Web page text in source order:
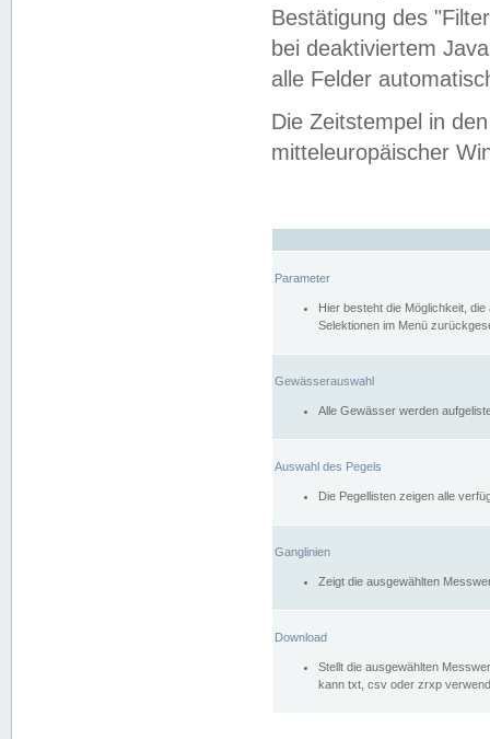
Bestätigung des
bei deaktiviertem
alle Felder
Die Zeitstempel in
mitteleuropäischer
Parameter
Hier besteht die Möglichkeit,
Selektionen im Menü
Gewässerauswahl
Alle Gewässer werden
Auswahl des Pegels
Die Pegellisten zeigen alle
Ganglinien
Zeigt die ausgewählten
Download
Stellt die ausgewählten
kann txt, csv oder zrxp